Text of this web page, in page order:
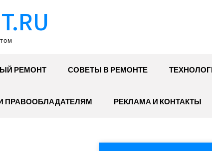
РЕМОНТ СОВЕТЫ В РЕМОНТЕ
ПРАВООБЛАДАТЕЛЯМ РЕКЛАМА И КОНТАКТЫ